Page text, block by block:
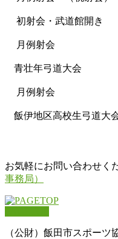
初射会・武道館開き
月例射会
青壮年弓道大会
月例射会
飯伊地区高校生弓道大
お気軽にお問い合わせく
事務局）
（公財）飯田市スポー